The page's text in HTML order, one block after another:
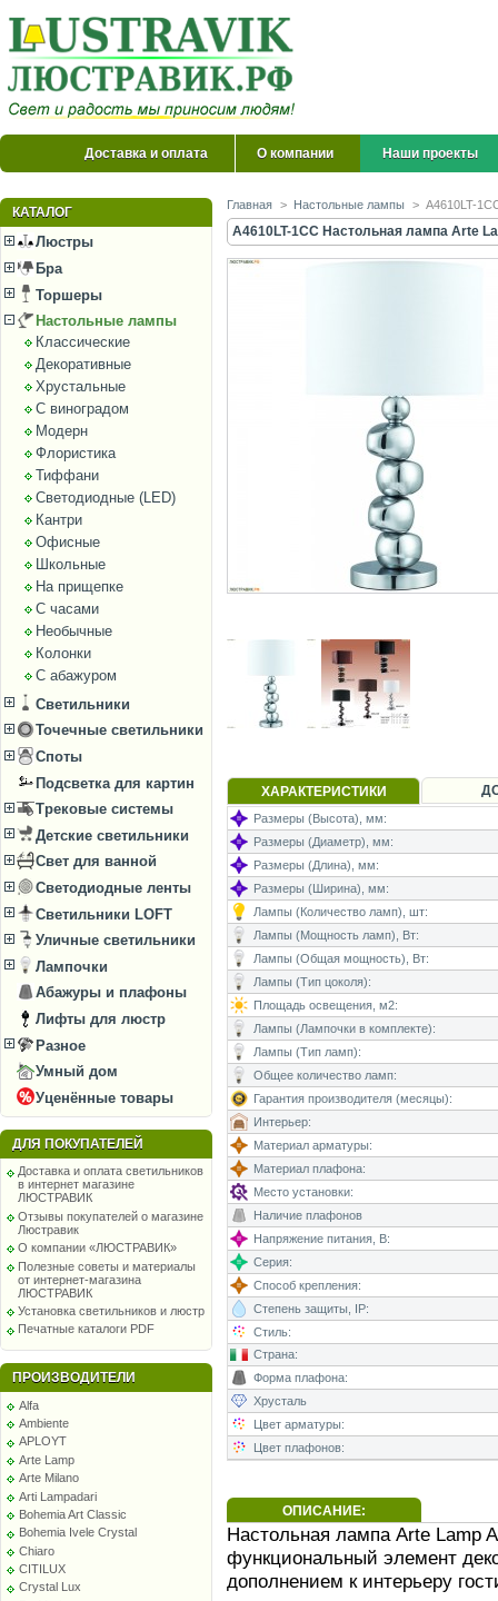
Доставка и оплата О компании Наши проекты
КАТАЛОГ
Люстры
Бра
Торшеры
Настольные лампы
Классические
Декоративные
Хрустальные
С виноградом
Модерн
Флористика
Тиффани
Светодиодные (LED)
Кантри
Офисные
Школьные
На прищепке
С часами
Необычные
Колонки
С абажуром
Светильники
Точечные светильники
Споты
Подсветка для картин
Трековые системы
Детские светильники
Свет для ванной
Светодиодные ленты
Светильники LOFT
Уличные светильники
Лампочки
Абажуры и плафоны
Лифты для люстр
Разное
Умный дом
Уценённые товары
ДЛЯ ПОКУПАТЕЛЕЙ
Доставка и оплата светильников
в интернет магазине
ЛЮСТРАВИК
Отзывы покупателей о магазине
Люстравик
О компании «ЛЮСТРАВИК»
Полезные советы и материалы
от интернет-магазина
ЛЮСТРАВИК
Установка светильников и люстр
Печатные каталоги PDF
ПРОИЗВОДИТЕЛИ
Alfa
Ambiente
APLOYT
Arte Lamp
Arte Milano
Arti Lampadari
Bohemia Art Classic
Bohemia Ivele Crystal
Chiaro
CITILUX
Crystal Lux
Главная > Настольные лампы > A4610LT-
A4610LT-1CC Настольная лампа Arte
ХАРАКТЕРИСТИКИ
Размеры (Высота), мм:
Размеры (Диаметр), мм:
Размеры (Длина), мм:
Размеры (Ширина), мм:
Лампы (Количество ламп), шт:
Лампы (Мощность ламп), Вт:
Лампы (Общая мощность), Вт:
Лампы (Тип цоколя):
Площадь освещения, м2:
Лампы (Лампочки в комплекте):
Лампы (Тип ламп):
Общее количество ламп:
Гарантия производителя (месяцы):
Интерьер:
Материал арматуры:
Материал плафона:
Место установки:
Наличие плафонов
Напряжение питания, В:
Серия:
Способ крепления:
Степень защиты, IP:
Стиль:
Страна:
Форма плафона:
Хрусталь
Цвет арматуры:
Цвет плафонов:
ОПИСАНИЕ:
Настольная лампа Arte Lamp
функциональный элемент
дополнением к интерьеру